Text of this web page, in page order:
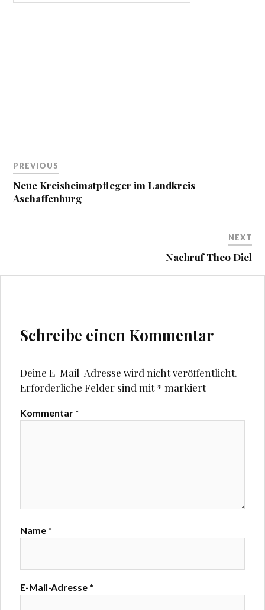
PREVIOUS
Neue Kreisheimatpfleger im Landkreis
Aschaffenburg
NEXT
Nachruf Theo Diel
Schreibe einen Kommentar
Deine E-Mail-Adresse wird nicht veröffentlicht.
Erforderliche Felder sind mit* markiert
Kommentar *
Name *
E-Mail-Adresse *